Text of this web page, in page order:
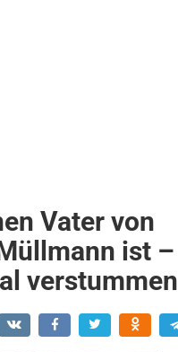
Vater von
ist –
verstummen